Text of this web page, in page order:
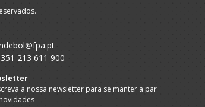
213 611 900
a nossa newsletter para se manter a par